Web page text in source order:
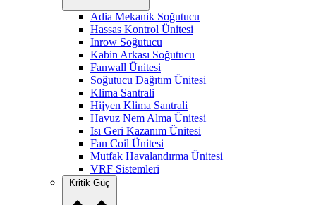
Adia Mekanik Soğutucu
Hassas Kontrol Ünitesi
Inrow Soğutucu
Kabin Arkası Soğutucu
Fanwall Ünitesi
Soğutucu Dağıtım Ünitesi
Klima Santrali
Hijyen Klima Santrali
Havuz Nem Alma Ünitesi
Isı Geri Kazanım Ünitesi
Fan Coil Ünitesi
Mutfak Havalandırma Ünitesi
VRF Sistemleri
Kritik Güç